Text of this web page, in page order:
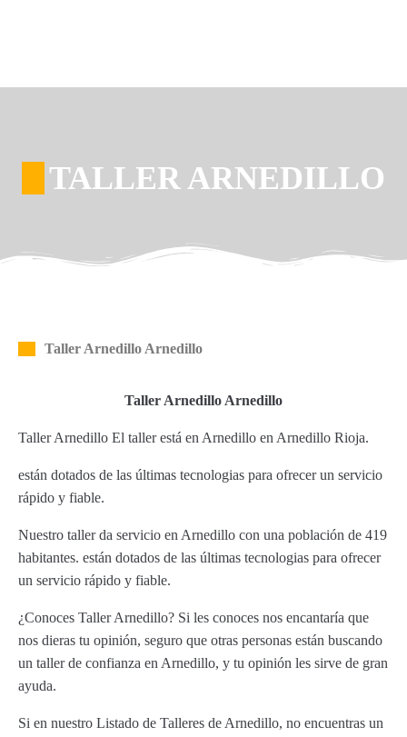
TALLER ARNEDILLO
Taller Arnedillo Arnedillo
Taller Arnedillo Arnedillo
Taller Arnedillo El taller está en Arnedillo en Arnedillo Rioja.
están dotados de las últimas tecnologias para ofrecer un servicio
rápido y fiable.
Nuestro taller da servicio en Arnedillo con una población de 419
habitantes. están dotados de las últimas tecnologias para ofrecer
un servicio rápido y fiable.
¿Conoces Taller Arnedillo? Si les conoces nos encantaría que
nos dieras tu opinión, seguro que otras personas están buscando
un taller de confianza en Arnedillo, y tu opinión les sirve de gran
ayuda.
Si en nuestro Listado de Talleres de Arnedillo, no encuentras un